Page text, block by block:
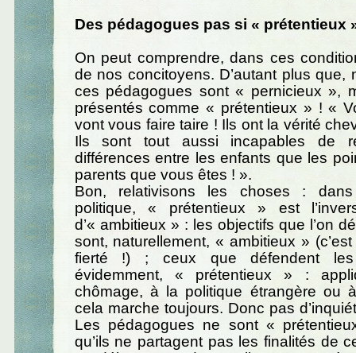
Des pédagogues pas si « prétentieux
On peut comprendre, dans ces
de nos concitoyens. D’autant plus que,
ces pédagogues sont « pernicieux »,
présentés comme « prétentieux » ! «
vont vous faire taire ! Ils ont la vérité
Ils sont tout aussi incapables de
différences entre les enfants que les
parents que vous êtes ! ».
Bon, relativisons les choses :
politique, « prétentieux » est
d’« ambitieux » : les objectifs que l’on
sont, naturellement, « ambitieux »
fierté !) ; ceux que défendent
évidemment, « prétentieux » :
chômage, à la politique étrangère ou
cela marche toujours. Donc pas
Les pédagogues ne sont «
qu’ils ne partagent pas les finalités de